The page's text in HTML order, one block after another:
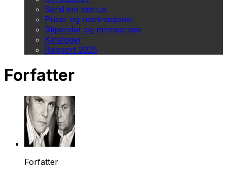
Send inn manus
Priser og nominasjoner
Stipender og minnepriser
Kataloger
Rapport 2025
Forfatter
Forfatter